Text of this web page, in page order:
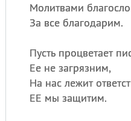
Молитвами
За все благодарим.
Пусть процветает
Ее не загрязним,
На нас лежит
ЕЕ мы защитим.